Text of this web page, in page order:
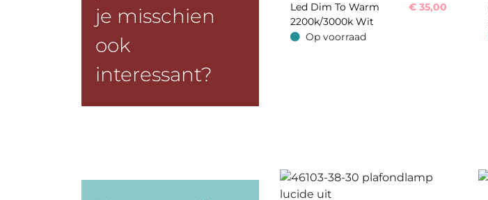
je misschien
ook
interessant?
Led Dim To Warm
2200k/3000k Wit
€ 35,00
Op voorraad
Op voorraad